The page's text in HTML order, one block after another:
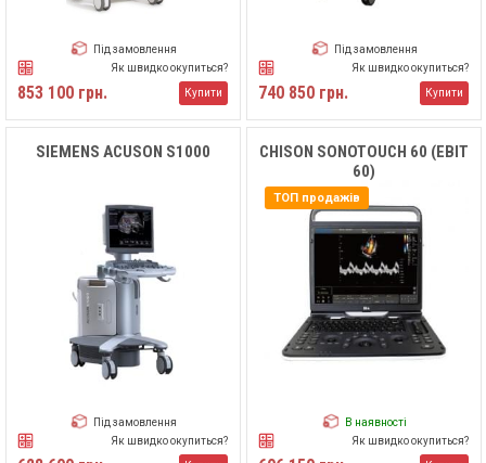
Під замовлення
Як швидко окупиться?
853 100 грн. Купити
Під замовлення
Як швидко окупиться?
740 850 грн. Купити
SIEMENS ACUSON S1000
Під замовлення
Як швидко окупиться?
CHISON SONOTOUCH 60 (EBIT
60)
ТОП продажів
В наявності
Як швидко окупиться?